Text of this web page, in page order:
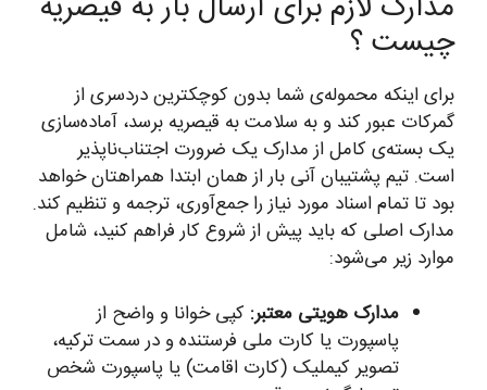
چیست ؟
برای اینکه محموله‌ی شما بدون کوچکترین دردسری از
گمرکات عبور کند و به سلامت به قیصریه برسد، آماده‌سازی
یک بسته‌ی کامل از مدارک یک ضرورت اجتناب‌ناپذیر
است. تیم پشتیبان آنی بار از همان ابتدا همراهتان خواهد
بود تا تمام اسناد مورد نیاز را جمع‌آوری، ترجمه و تنظیم کند.
مدارک اصلی که باید پیش از شروع کار فراهم کنید، شامل
موارد زیر می‌شود:
مدارک هویتی معتبر: کپی خوانا و واضح از
پاسپورت یا کارت ملی فرستنده و در سمت ترکیه،
تصویر کیملیک (کارت اقامت) یا پاسپورت شخص